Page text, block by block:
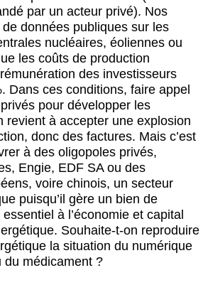
par un acteur privé). Nos
données publiques sur les
nucléaires, éoliennes ou
les coûts de production
des investisseurs
Dans ces conditions, faire appel
pour développer les
revient à accepter une explosion
donc des factures. Mais c’est
à des oligopoles privés,
Engie, EDF SA ou des
voire chinois, un secteur
puisqu’il gère un bien de
à l’économie et capital
Souhaite-t-on reproduire
la situation du numérique
du médicament ?